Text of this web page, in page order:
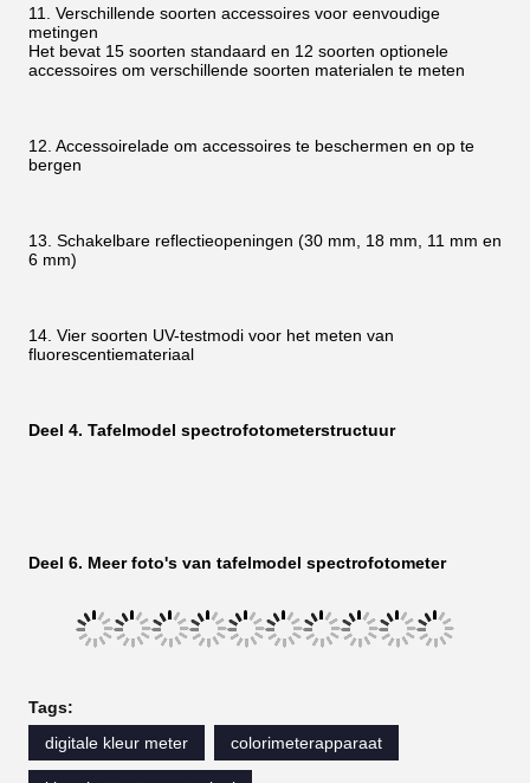
11. Verschillende soorten accessoires voor eenvoudige
metingen
12. Accessoirelade om accessoires te beschermen en op te